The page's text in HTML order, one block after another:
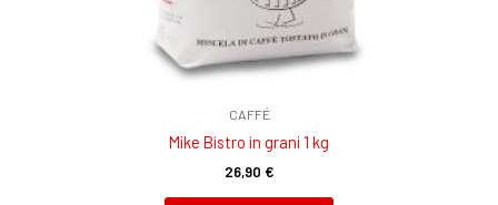
CAFFÉ
Mike Bistro in grani 1 kg
26,90 €